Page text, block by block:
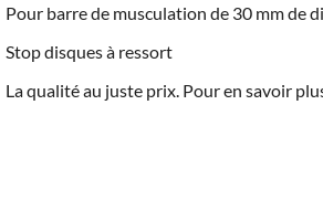
Pour barre de musculation de 30 mm de
Stop disques à ressort
La qualité au juste prix. Pour en savoir